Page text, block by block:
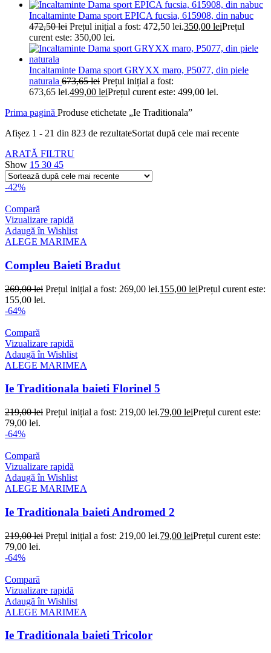
Incaltaminte Dama sport EPICA fucsia, 615908, din nabuc
472,50lei Prețul inițial a fost: 472,50 lei.350,00 leiPrețul
curent este: 350,00 lei.
Incaltaminte Dama sport GRYXX maro, P5077, din piele
naturala 673,65lei Prețul inițial a fost:
673,65 lei.499,00 leiPrețul curent este: 499,00 lei.
Prima pagină Produse etichetate „Ie Traditionala”
Afișez 1 - 21 din 823 de rezultateSortat după cele mai recente
ARATĂ FILTRU
Show 15 30 45
-42%
Compară
Vizualizare rapidă
Adaugă în Wishlist
ALEGE MARIMEA
Compleu Baieti Bradut
269,00lei Prețul inițial a fost: 269,00 lei.155,00 leiPrețul curent este:
155,00 lei.
-64%
Compară
Vizualizare rapidă
Adaugă în Wishlist
ALEGE MARIMEA
Ie Traditionala baieti Florinel 5
219,00lei Prețul inițial a fost: 219,00 lei.79,00 leiPrețul curent este:
79,00 lei.
-64%
Compară
Vizualizare rapidă
Adaugă în Wishlist
ALEGE MARIMEA
Ie Traditionala baieti Andromed 2
219,00lei Prețul inițial a fost: 219,00 lei.79,00 leiPrețul curent este:
79,00 lei.
-64%
Compară
Vizualizare rapidă
Adaugă în Wishlist
ALEGE MARIMEA
Ie Traditionala baieti Tricolor